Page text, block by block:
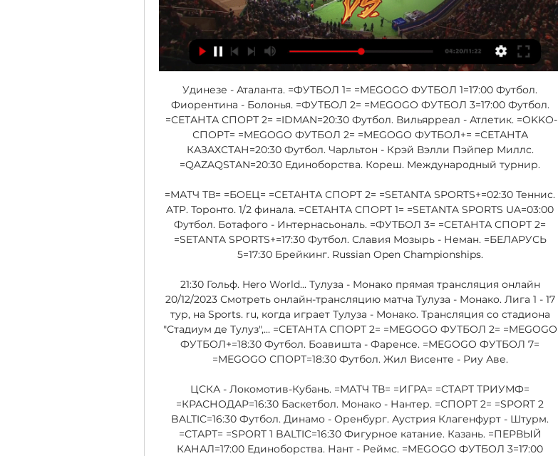
Удинезе - Аталанта. =ФУТБОЛ 1= =MEGOGO ФУТБОЛ 1=17:00 Футбол.
Фиорентина - Болонья. =ФУТБОЛ 2= =MEGOGO ФУТБОЛ 3=17:00 Футбол.
=СЕТАНТА СПОРТ 2= =IDMAN=20:30 Футбол. Вильярреал - Атлетик. =OKKO-
СПОРТ= =MEGOGO ФУТБОЛ 2= =MEGOGO ФУТБОЛ+= =СЕТАНТА
КАЗАХСТАН=20:30 Футбол. Чарльтон - Крэй Вэлли Пэйпер Миллс.
=QAZAQSTAN=20:30 Единоборства. Кореш. Международный турнир.
=МАТЧ ТВ= =БОЕЦ= =СЕТАНТА СПОРТ 2= =SETANTA SPORTS+=02:30 Теннис.
ATP. Торонто. 1/2 финала. =СЕТАНТА СПОРТ 1= =SETANTA SPORTS UA=03:00
Футбол. Ботафого - Интернасьональ. =ФУТБОЛ 3= =СЕТАНТА СПОРТ 2=
=SETANTA SPORTS+=17:30 Футбол. Славия Мозырь - Неман. =БЕЛАРУСЬ
5=17:30 Брейкинг. Russian Open Championships.
21:30 Гольф. Hero World... Тулуза - Монако прямая трансляция онлайн
20/12/2023 Смотреть онлайн-трансляцию матча Тулуза - Монако. Лига 1 - 17
тур, на Sports. ru, когда играет Тулуза - Монако. Трансляция со стадиона
"Стадиум де Тулуз",... =СЕТАНТА СПОРТ 2= =MEGOGO ФУТБОЛ 2= =MEGOGO
ФУТБОЛ+=18:30 Футбол. Боавишта - Фаренсе. =MEGOGO ФУТБОЛ 7=
=MEGOGO СПОРТ=18:30 Футбол. Жил Висенте - Риу Аве.
ЦСКА - Локомотив-Кубань. =МАТЧ ТВ= =ИГРА= =СТАРТ ТРИУМФ=
=КРАСНОДАР=16:30 Баскетбол. Монако - Нантер. =СПОРТ 2= =SPORT 2
BALTIC=16:30 Футбол. Динамо - Оренбург. Аустрия Клагенфурт - Штурм.
=СТАРТ= =SPORT 1 BALTIC=16:30 Фигурное катание. Казань. =ПЕРВЫЙ
КАНАЛ=17:00 Единоборства. Нант - Реймс. =MEGOGO ФУТБОЛ 3=17:00